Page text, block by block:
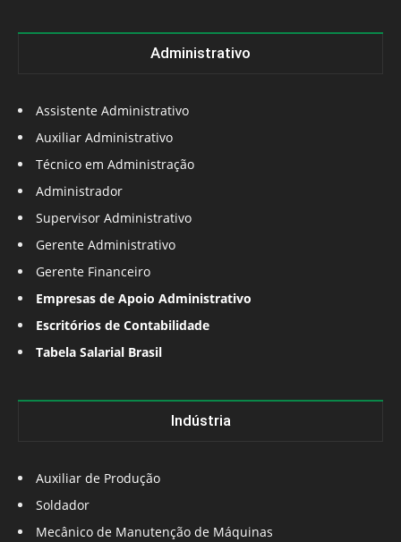
Administrativo
Assistente Administrativo
Auxiliar Administrativo
Técnico em Administração
Administrador
Supervisor Administrativo
Gerente Administrativo
Gerente Financeiro
Empresas de Apoio Administrativo
Escritórios de Contabilidade
Tabela Salarial Brasil
Indústria
Auxiliar de Produção
Soldador
Mecânico de Manutenção de Máquinas